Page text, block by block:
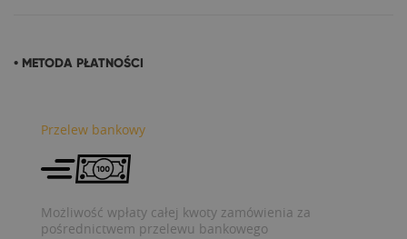
• METODA PŁATNOŚCI
Przelew bankowy
Możliwość wpłaty całej kwoty zamówienia za
pośrednictwem przelewu bankowego